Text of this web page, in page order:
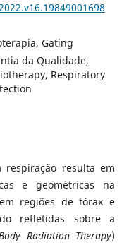
Gating
da Qualidade,
Respiratory
resulta em
e geométricas na
regiões de tórax e
refletidas sobre a
Radiation Therapy)